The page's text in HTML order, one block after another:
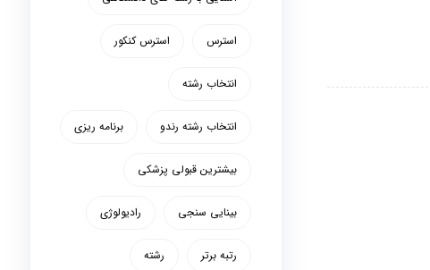
استرس استرس کنکور
انتخاب رشته
انتخاب رشته رندو برنامه ریزی
بیشترین قبولی پزشکی
بینایی سنجی رادیولوژی
رتبه برتر رشته